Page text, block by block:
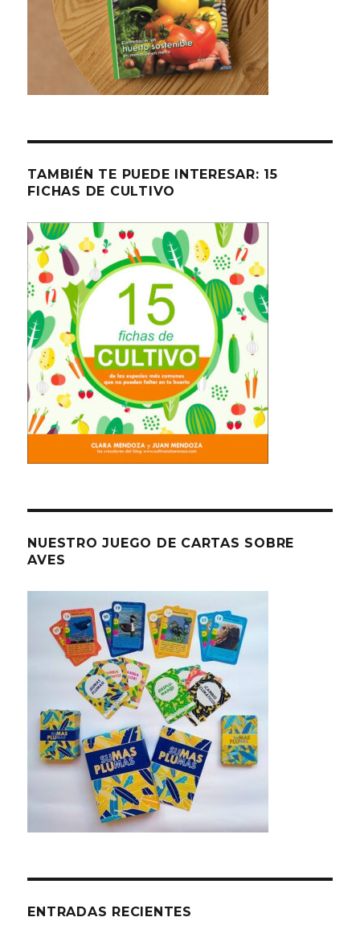
TAMBIÉN TE PUEDE INTERESAR: 15
FICHAS DE CULTIVO
NUESTRO JUEGO DE CARTAS SOBRE
AVES
ENTRADAS RECIENTES